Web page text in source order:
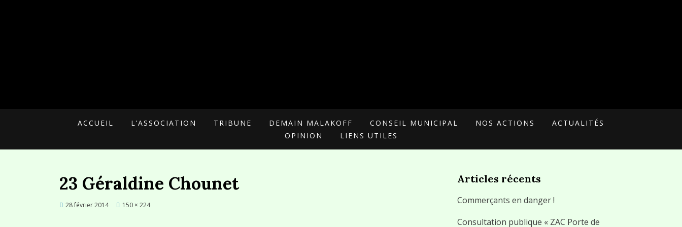
ACCUEIL L’ASSOCIATION TRIBUNE DEMAIN MALAKOFF CONSEIL MUNICIPAL NOS ACTIONS
ACTUALITÉS
OPINION
LIENS UTILES
23 Géraldine Chounet
Posted
28 février 2014 150 × 224
Articles récents
Commerçants en danger !
Consultation publique « ZAC Porte de